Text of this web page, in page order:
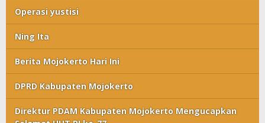
Operasi yustisi
Ning Ita
Berita Mojokerto Hari Ini
DPRD Kabupaten Mojokerto
Direktur PDAM Kabupaten Mojokerto Mengucapkan